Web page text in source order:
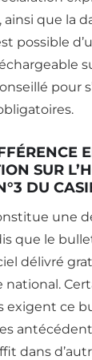
que la
possible
pour
SUR
DU
une
que le
délivré
national.
exigent ce
dans